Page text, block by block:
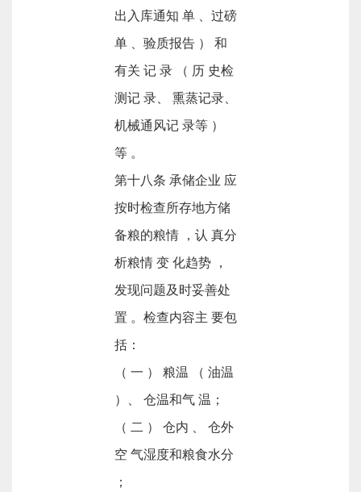
出入库通知 单 、过磅
单 、验质报告 ） 和
有关 记 录 （ 历 史检
测记 录、 熏蒸记录、
机械通风记 录等 ）
等 。
第十八条 承储企业 应
按时检查所存地方储
备粮的粮情 ，认 真分
析粮情 变 化趋势 ，
发现问题及时妥善处
置 。检查内容主 要包
括：
（ 一 ） 粮温 （ 油温
）、 仓温和气 温；
（ 二 ） 仓内 、 仓外
空 气湿度和粮食水分
；